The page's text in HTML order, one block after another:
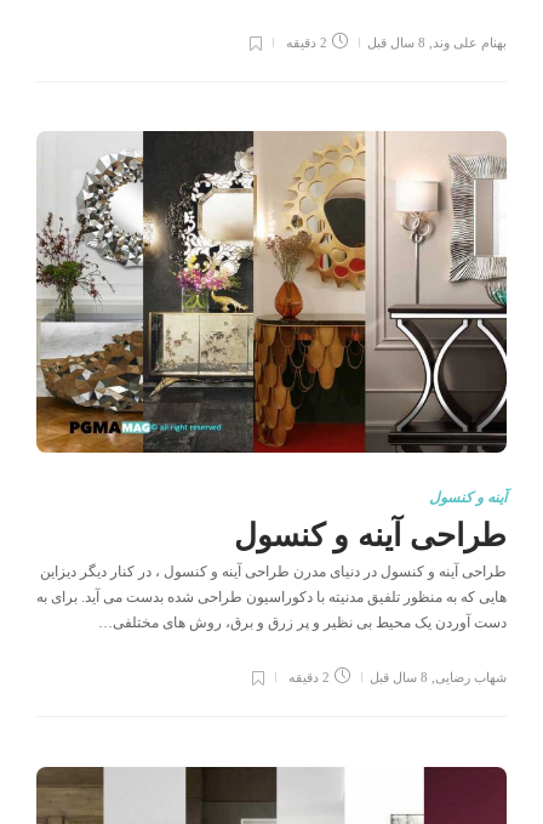
بهنام علی وند 8 سال قبل 2 دقیقه
آینه و کنسول
طراحی آینه و کنسول
طراحی آینه و کنسول در دنیای مدرن طراحی آینه و کنسول ، در کنار دیگر دیزاین
هایی که به منظور تلفیق مدنیته با دکوراسیون طراحی شده بدست می آید. برای به
دست آوردن یک محیط بی نظیر و پر زرق و برق، روش های مختلفی…
شهاب رضایی 8 سال قبل 2 دقیقه